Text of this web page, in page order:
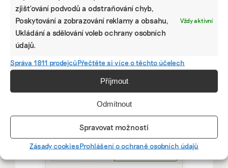
zjišťování podvodů a odstraňování chyb,
Poskytování a zobrazování reklamy a obsahu,
Ukládání a sdělování voleb ochrany osobních
údajů.
Vždy aktivní
Správa 1811 prodejcůPřečtěte si více o těchto účelech
Příjmout
Odmítnout
Spravovat možnosti
Zásady cookiesProhlášení o ochraně osobních údajů
Pomozte udržet důležité
informace dostupné všem.
Díky vaší podpoře se můžeme pustit do témat,
která by jinak nevznikla.
Přispějte na vznik obsahu.